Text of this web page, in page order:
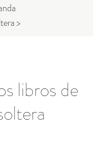
>
libros de